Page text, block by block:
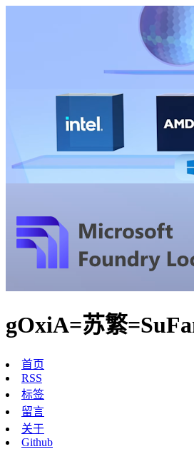
gOxiA=苏繁
首页
RSS
标签
留言
关于
Github